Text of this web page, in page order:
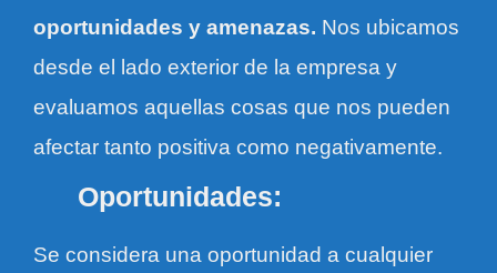
oportunidades y amenazas. Nos ubicamos
desde el lado exterior de la empresa y
evaluamos aquellas cosas que nos pueden
afectar tanto positiva como negativamente.
Oportunidades:
Se considera una oportunidad a cualquier